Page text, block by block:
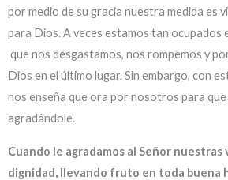
por medio de su gracia nuestra medida es
para Dios. A veces estamos tan ocupados
que nos desgastamos, nos rompemos y
Dios en el último lugar. Sin embargo, con
nos enseña que ora por nosotros para que
agradándole.
Cuando le agradamos al Señor
dignidad, llevando fruto en toda buena